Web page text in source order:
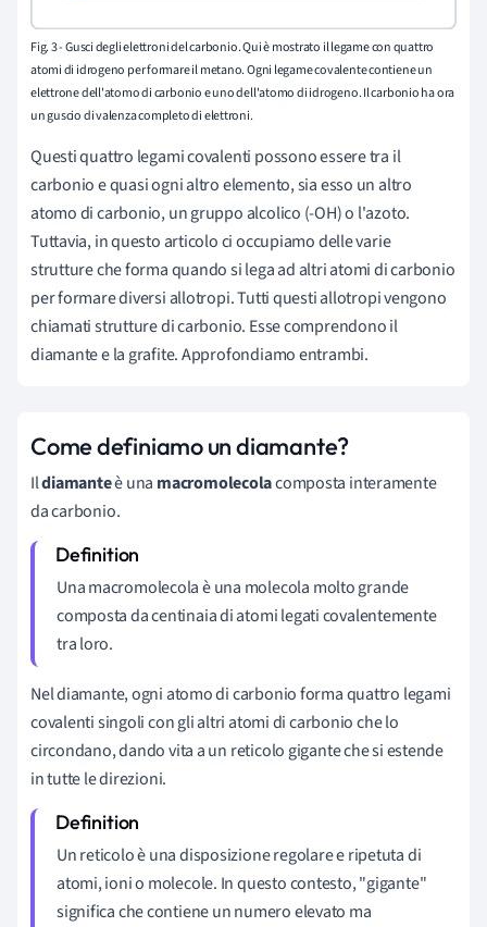
Fig. 3 - Gusci degli elettroni del carbonio. Qui è mostrato il legame con quattro
atomi di idrogeno per formare il metano. Ogni legame covalente contiene un
elettrone dell'atomo di carbonio e uno dell'atomo di idrogeno. Il carbonio ha ora
un guscio di valenza completo di elettroni.
Questi quattro legami covalenti possono essere tra il
carbonio e quasi ogni altro elemento, sia esso un altro
atomo di carbonio, un gruppo alcolico (-OH) o l'azoto.
Tuttavia, in questo articolo ci occupiamo delle varie
strutture che forma quando si lega ad altri atomi di carbonio
per formare diversi allotropi. Tutti questi allotropi vengono
chiamati strutture di carbonio. Esse comprendono il
diamante e la grafite. Approfondiamo entrambi.
Come definiamo un diamante?
Ildiamanteè una macromolecolacomposta interamente
da carbonio.
Una macromolecola è una molecola molto grande
composta da centinaia di atomi legati covalentemente
tra loro.
Nel diamante, ogni atomo di carbonio forma quattro legami
covalenti singoli con gli altri atomi di carbonio che lo
circondano, dando vita a un reticolo gigante che si estende
in tutte le direzioni.
Un reticolo è una disposizione regolare e ripetuta di
atomi, ioni o molecole. In questo contesto, "gigante"
significa che contiene un numero elevato ma